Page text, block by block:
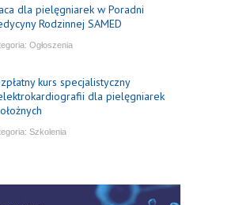
dla pielęgniarek w Poradni
Rodzinnej SAMED
Ogłoszenia
kurs specjalistyczny
dla pielęgniarek
Szkolenia
– aktualny konsensus ekspertów
dostępie naczyniowym